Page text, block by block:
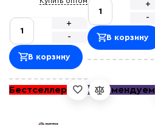
-
+
В корзину
-
+
В корзину
Бестселлер Рекомендуем